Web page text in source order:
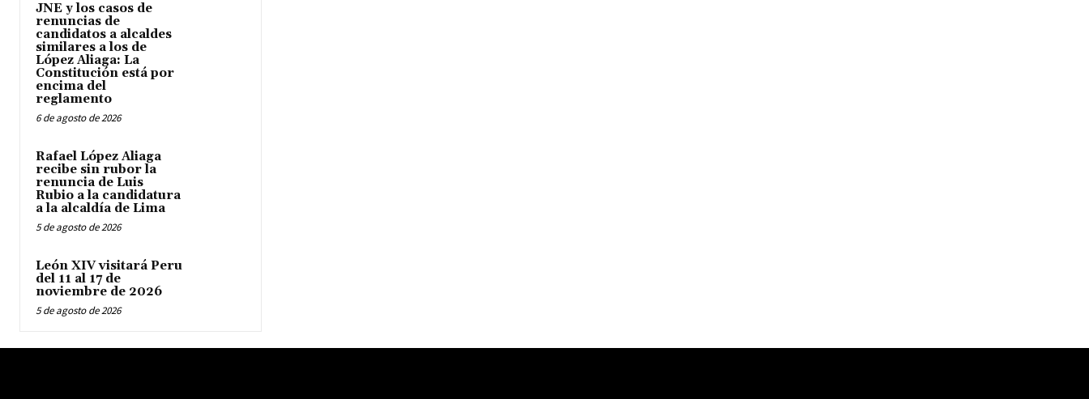
JNE y los casos de
renuncias de
candidatos a alcaldes
similares a los de
López Aliaga: La
Constitución está por
encima del
reglamento
6 de agosto de 2026
Rafael López Aliaga
recibe sin rubor la
renuncia de Luis
Rubio a la candidatura
a la alcaldía de Lima
5 de agosto de 2026
León XIV visitará Peru
del 11 al 17 de
noviembre de 2026
5 de agosto de 2026